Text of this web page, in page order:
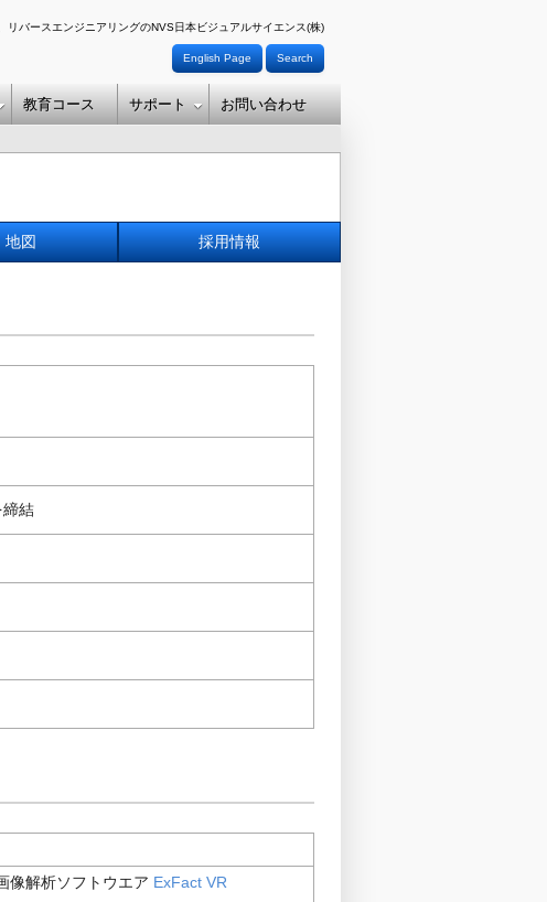
リバースエンジニアリングのNVS日本ビジュアルサイエンス(株)
English Page Search
教育コース サポート お問い合わせ
地図 採用情報
締結
像解析ソフトウエア ExFact VR